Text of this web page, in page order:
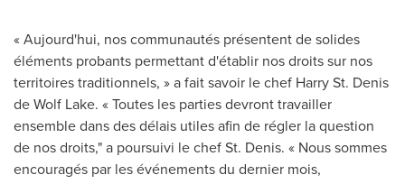
« Aujourd'hui, nos communautés présentent de solides
éléments probants permettant d'établir nos droits sur nos
territoires traditionnels, » a fait savoir le chef Harry St. Denis
de Wolf Lake. « Toutes les parties devront travailler
ensemble dans des délais utiles afin de régler la question
de nos droits," a poursuivi le chef St. Denis. « Nous sommes
encouragés par les événements du dernier mois,